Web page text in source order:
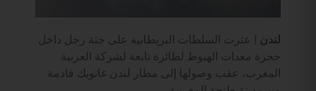
لندن |
عثرت السلطات البريطانية على جثة رجل داخل
حجرة معدات الهبوط لطائرة تابعة لشركة العربية
المغرب، عقب وصولها إلى مطار لندن غاتويك قادمة